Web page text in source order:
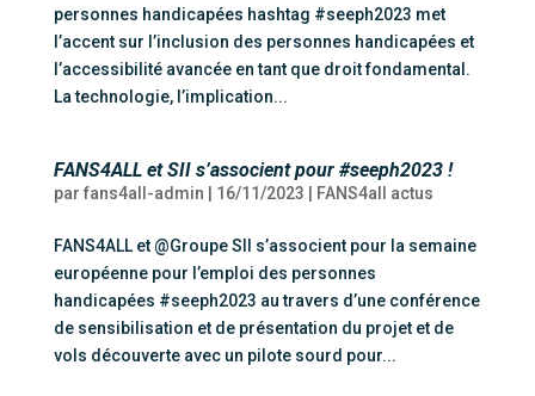
personnes handicapées hashtag #seeph2023 met
l’accent sur l’inclusion des personnes handicapées et
l’accessibilité avancée en tant que droit fondamental.
La technologie, l’implication...
FANS4ALL et SII s’associent pour #seeph2023 !
par fans4all-admin 16/11/2023 FANS4all actus
FANS4ALL et @Groupe SII s’associent pour la semaine
européenne pour l’emploi des personnes
handicapées #seeph2023 au travers d’une conférence
de sensibilisation et de présentation du projet et de
vols découverte avec un pilote sourd pour...